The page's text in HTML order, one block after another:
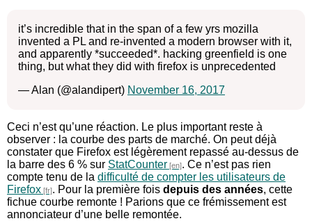
it’s incredible that in the span of a few yrs mozilla
invented a PL and re-invented a modern browser with it,
and apparently *succeeded*. hacking greenfield is one
thing, but what they did with firefox is unprecedented
— Alan (@alandipert) November 16, 2017
Ceci n’est qu’une réaction. Le plus important reste à
observer : la courbe des parts de marché. On peut déjà
constater que Firefox est légèrement repassé au-dessus de
la barre des 6 % sur StatCounter
. Ce n’est pas rien
compte tenu de la difficulté de compter les utilisateurs de
Firefox
. Pour la première fois depuis des années, cette
fichue courbe remonte ! Parions que ce frémissement est
annonciateur d’une belle remontée.